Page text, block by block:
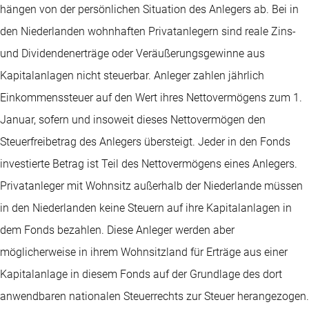
hängen von der persönlichen Situation des Anlegers ab. Bei in
den Niederlanden wohnhaften Privatanlegern sind reale Zins-
und Dividendenerträge oder Veräußerungsgewinne aus
Kapitalanlagen nicht steuerbar. Anleger zahlen jährlich
Einkommenssteuer auf den Wert ihres Nettovermögens zum 1.
Januar, sofern und insoweit dieses Nettovermögen den
Steuerfreibetrag des Anlegers übersteigt. Jeder in den Fonds
investierte Betrag ist Teil des Nettovermögens eines Anlegers.
Privatanleger mit Wohnsitz außerhalb der Niederlande müssen
in den Niederlanden keine Steuern auf ihre Kapitalanlagen in
dem Fonds bezahlen. Diese Anleger werden aber
möglicherweise in ihrem Wohnsitzland für Erträge aus einer
Kapitalanlage in diesem Fonds auf der Grundlage des dort
anwendbaren nationalen Steuerrechts zur Steuer herangezogen.